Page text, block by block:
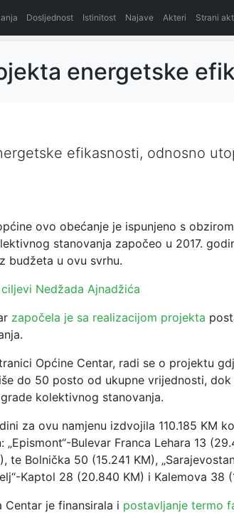
Dosljednost Istinitost Najave Akteri Strani
energetske
efikasnosti, odnosno
ovo obećanje je ispunjeno s
stanovanja započeo u 2017.
budžeta u ovu svrhu.
Nedžada Ajnadžića
započela je sa realizacijom projekta
Općine Centar, radi se o projektu
do 50 posto od ukupne vrijednosti,
kolektivnog stanovanja.
za ovu namjenu izdvojila 110.185 KM
Bulevar Franca Lehara 13
te Bolnička 50 (15.241 KM),
Kaptol 28 (20.840 KM) i Kalemova 38
Centar je finansirala i postavljanje termo